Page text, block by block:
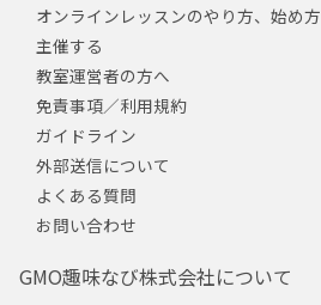
オンラインレッスンのやり方、始め方
主催する
教室運営者の方へ
免責事項／利用規約
ガイドライン
外部送信について
よくある質問
お問い合わせ
GMO趣味なび株式会社について